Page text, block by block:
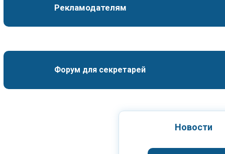
Рекламодателям
Форум для секретарей
Новости